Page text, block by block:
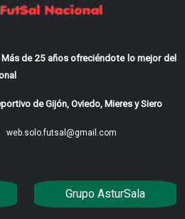
de 25 años ofreciéndote lo mejor del
de Gijón, Oviedo, Mieres y Siero
web.solo.futsal@gmail.com
Grupo AsturSala